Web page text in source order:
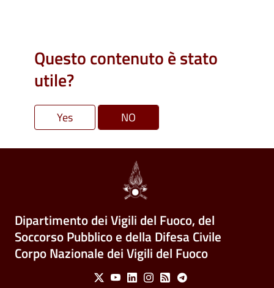
Questo contenuto è stato
utile?
Dipartimento dei Vigili del Fuoco, del
Soccorso Pubblico e della Difesa Civile
Corpo Nazionale dei Vigili del Fuoco
Social Menu
X YoutubeLinkedinInstagram
Feed Telegram